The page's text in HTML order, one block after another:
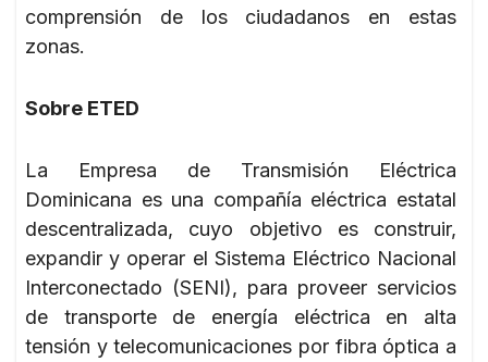
comprensión de los ciudadanos en estas
zonas.
Sobre ETED
La Empresa de Transmisión Eléctrica
Dominicana es una compañía eléctrica estatal
descentralizada, cuyo objetivo es construir,
expandir y operar el Sistema Eléctrico Nacional
Interconectado (SENI), para proveer servicios
de transporte de energía eléctrica en alta
tensión y telecomunicaciones por fibra óptica a